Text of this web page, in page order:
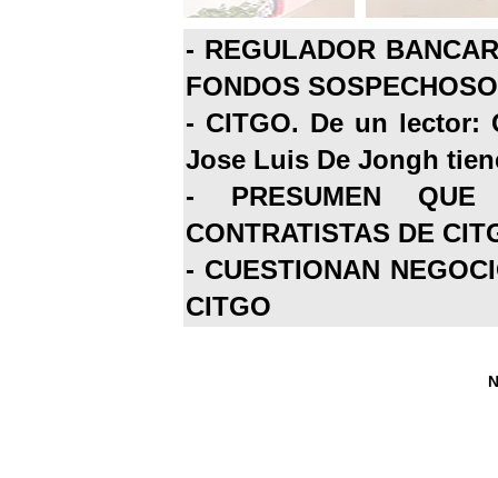
- REGULADOR
FONDOS
- CITGO. De un lector:
Jose Luis De Jongh
- PRESUMEN
CONTRATISTAS DE
- CUESTIONAN
CITGO